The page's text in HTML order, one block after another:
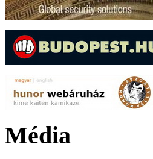
Média